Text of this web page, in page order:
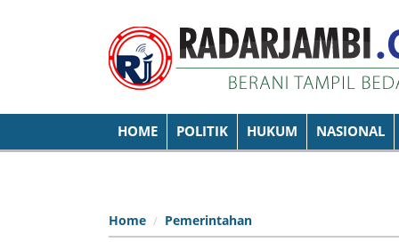
HOME POLITIK HUKUM NASIONAL
Home Pemerintahan